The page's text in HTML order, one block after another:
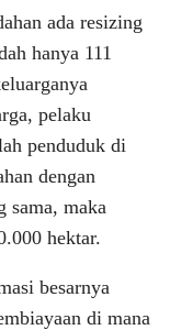
ada resizing
hanya 111
pelaku
penduduk di
dengan
sama, maka
hektar.
besarnya
di mana